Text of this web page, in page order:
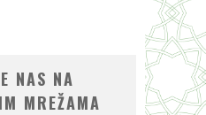
NAS NA
MREŽAMA